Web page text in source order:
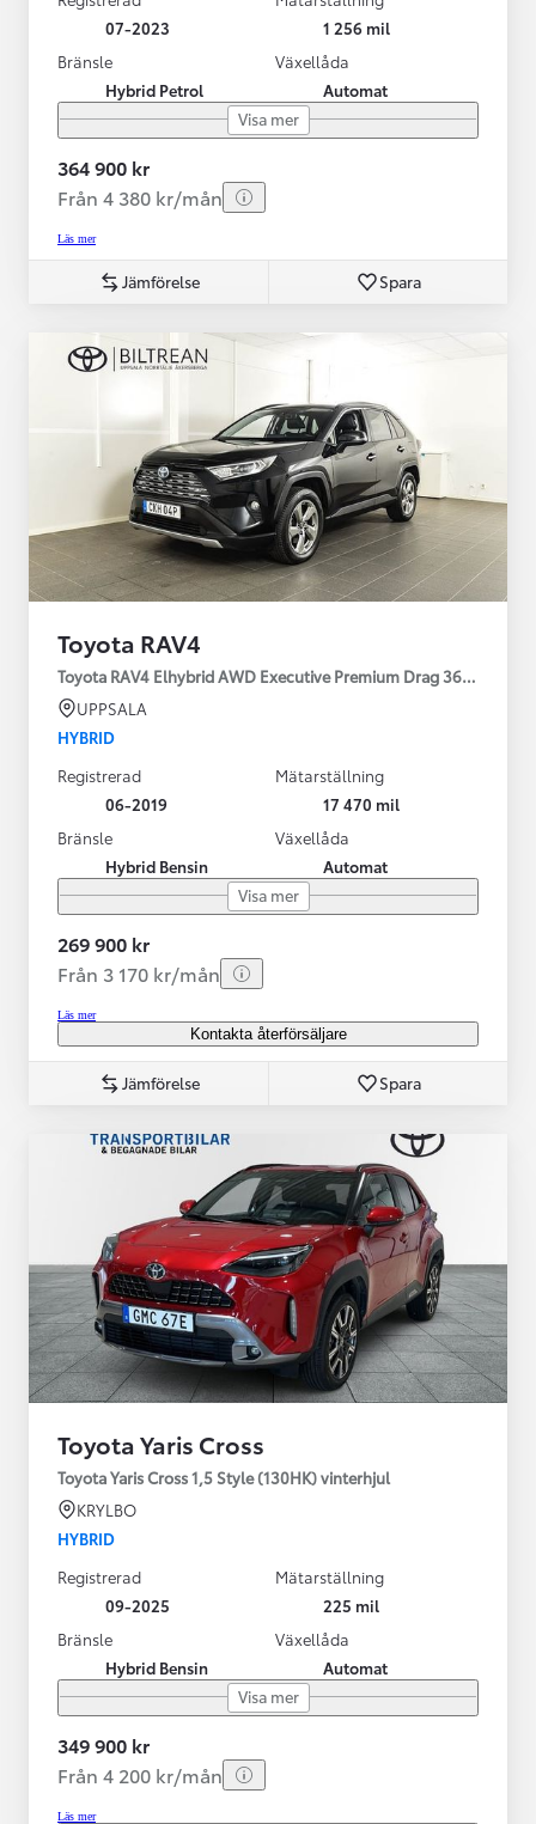
07-2023
1 256 mil
Bränsle
Hybrid Petrol
Växellåda
Automat
Visa mer
364 900 kr
Från 4 380 kr/mån
Läs mer
Jämförelse Spara
Toyota RAV4
Toyota RAV4 Elhybrid AWD Executive Premium Drag 360-kamera
UPPSALA
HYBRID
Registrerad
06-2019
Mätarställning
17 470 mil
Bränsle
Hybrid Bensin
Växellåda
Automat
Visa mer
269 900 kr
Från 3 170 kr/mån
Läs mer
Kontakta återförsäljare
Jämförelse Spara
Toyota Yaris Cross
Toyota Yaris Cross 1,5 Style (130HK) vinterhjul
KRYLBO
HYBRID
Registrerad
09-2025
Mätarställning
225 mil
Bränsle
Hybrid Bensin
Växellåda
Automat
Visa mer
349 900 kr
Från 4 200 kr/mån
Läs mer